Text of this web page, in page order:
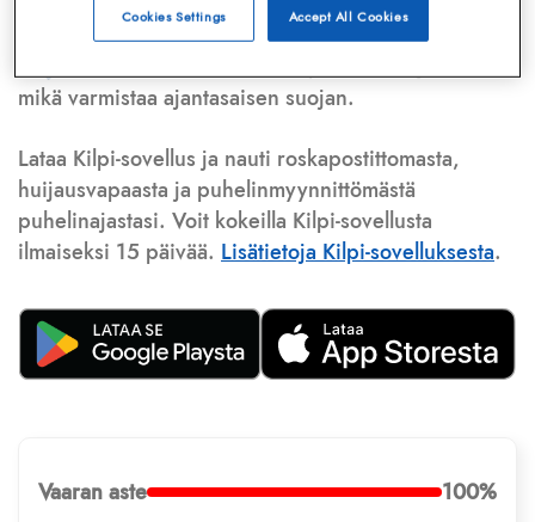
puhelinhuijarin numero, sähköpostiosoitetai
huijausviesti. Tietokantaamme päivitetään jatkuvasti,
mikä varmistaa ajantasaisen suojan.
Lataa Kilpi-sovellus ja nauti roskapostittomasta,
huijausvapaasta ja puhelinmyynnittömästä
puhelinajastasi. Voit kokeilla Kilpi-sovellusta
ilmaiseksi 15 päivää. Lisätietoja Kilpi-sovelluksesta.
Vaaran aste 100%
Accept All Cookies
Cookies Settings